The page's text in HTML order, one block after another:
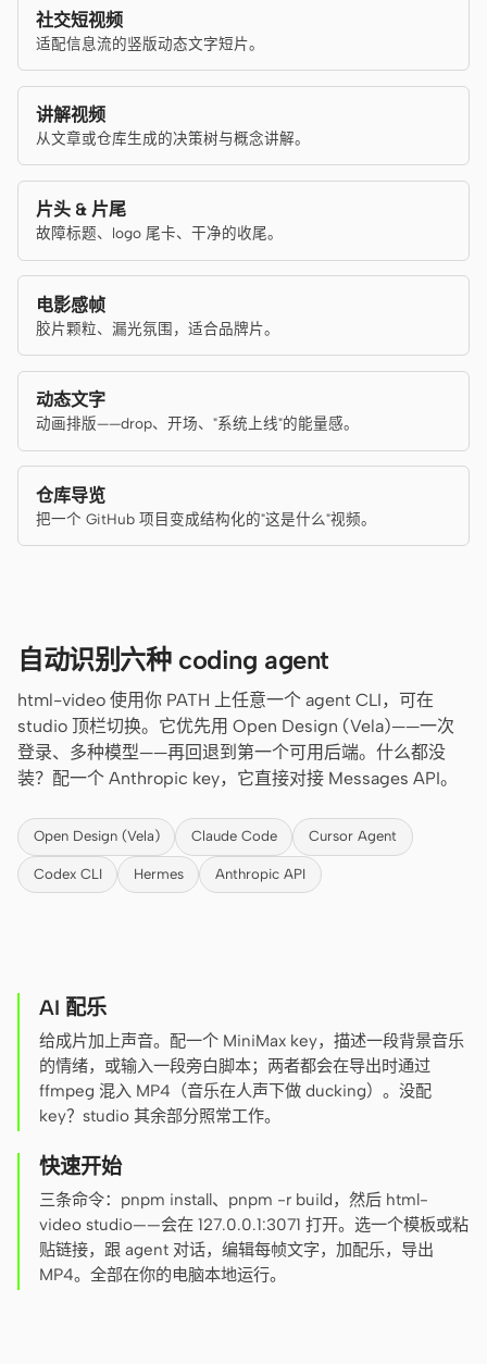
社交短视频
适配信息流的竖版动态文字短片。
讲解视频
从文章或仓库生成的决策树与概念讲解。
片头 & 片尾
故障标题、logo 尾卡、干净的收尾。
电影感帧
胶片颗粒、漏光氛围，适合品牌片。
动态文字
动画排版——drop、开场、"系统上线"的能量感。
仓库导览
把一个 GitHub 项目变成结构化的"这是什么"视频。
自动识别六种 coding agent
html-video 使用你 PATH 上任意一个 agent CLI，可在
studio 顶栏切换。它优先用 Open Design (Vela)——一次
登录、多种模型——再回退到第一个可用后端。什么都没
装？配一个 Anthropic key，它直接对接 Messages API。
Open Design (Vela) Claude Code Cursor Agent
Codex CLI Hermes Anthropic API
AI 配乐
给成片加上声音。配一个 MiniMax key，描述一段背景音乐
的情绪，或输入一段旁白脚本；两者都会在导出时通过
ffmpeg 混入 MP4（音乐在人声下做 ducking）。没配
key？studio 其余部分照常工作。
快速开始
三条命令：pnpm install、pnpm -r build，然后 html-
video studio——会在 127.0.0.1:3071 打开。选一个模板或粘
贴链接，跟 agent 对话，编辑每帧文字，加配乐，导出
MP4。全部在你的电脑本地运行。